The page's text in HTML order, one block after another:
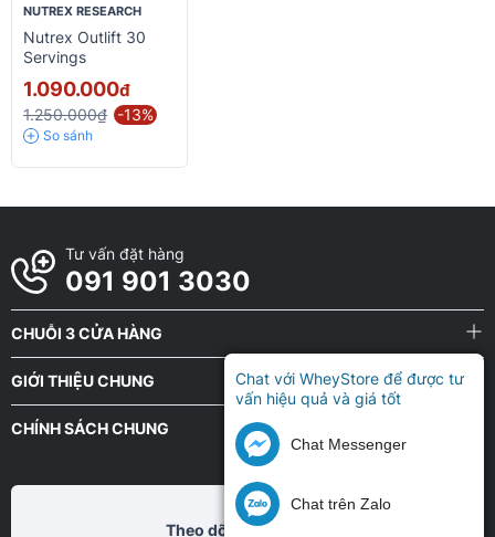
NUTREX RESEARCH
Nutrex Outlift 30
Servings
1.090.000đ
1.250.000₫ -13%
So sánh
Tư vấn đặt hàng
091 901 3030
CHUỖI 3 CỬA HÀNG
GIỚI THIỆU CHUNG
CHÍNH SÁCH CHUNG
Theo dõi chũng tôi tại
Chat với WheyStore để được tư
vấn hiệu quả và giá tốt
Chat Messenger
Chat trên Zalo